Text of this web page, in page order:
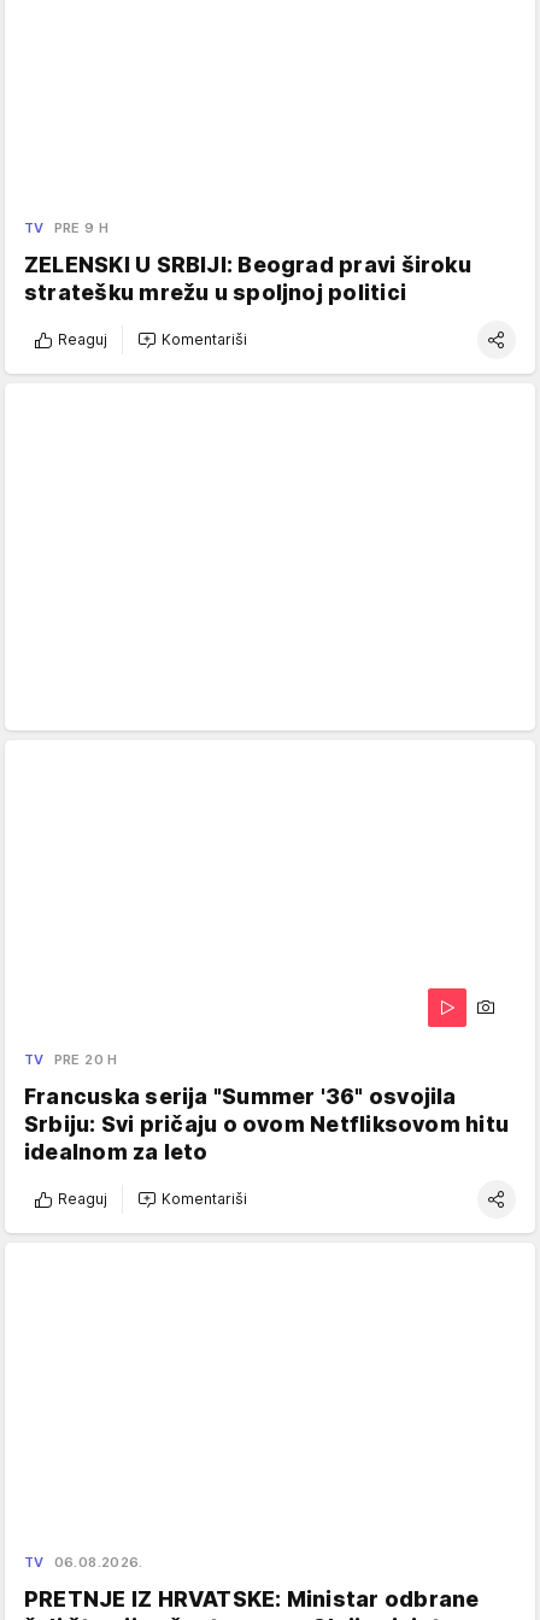
TV PRE 9 H
ZELENSKI U SRBIJI: Beograd pravi široku
stratešku mrežu u spoljnoj politici
Reaguj Komentariši
TV PRE 20 H
Francuska serija "Summer '36" osvojila
Srbiju: Svi pričaju o ovom Netfliksovom hitu
idealnom za leto
Reaguj Komentariši
TV 06.08.2026.
PRETNJE IZ HRVATSKE: Ministar odbrane